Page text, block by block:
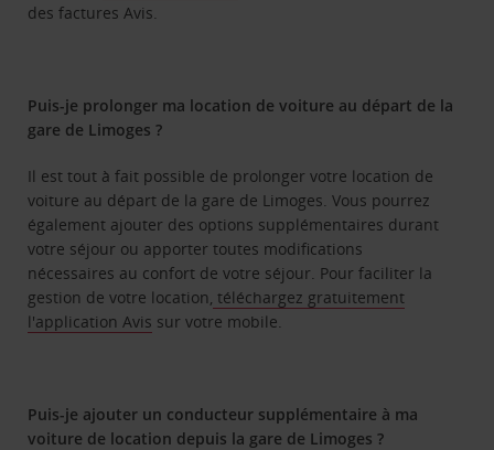
des factures Avis.
Puis-je prolonger ma location de voiture au départ de la
gare de Limoges ?
Il est tout à fait possible de prolonger votre location de
voiture au départ de la gare de Limoges. Vous pourrez
également ajouter des options supplémentaires durant
votre séjour ou apporter toutes modifications
nécessaires au confort de votre séjour. Pour faciliter la
gestion de votre location, téléchargez gratuitement
l'application Avis sur votre mobile.
Puis-je ajouter un conducteur supplémentaire à ma
voiture de location depuis la gare de Limoges ?